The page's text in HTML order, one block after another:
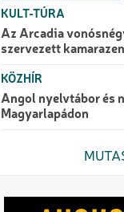
KULT-TÚRA
Az Arcadia
szervezett
KÖZHÍR
Angol nyelvtábor és
Magyarlapádon